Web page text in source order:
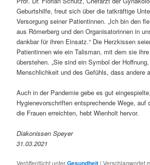
Geburtshilfe, freut sich über die tatkräftige
Versorgung seiner Patientinnen. „Ich bin den
aus Römerberg und den Organisatorinnen in
dankbar für ihren Einsatz.“ Die Herzkissen
Patientinnen wie ein Talisman, mit dem sie
überstehen. „Sie sind ein Symbol der
Menschlichkeit und des Gefühls, dass andere
Auch in der Pandemie gebe es gut
Hygienevorschriften entsprechende Wege, auf
die Frauen erreichten, hebt Wienholt hervor.
Diakonissen Speyer
31.03.2021
Veröffentlicht unterGesundheit |Verschlagwortet